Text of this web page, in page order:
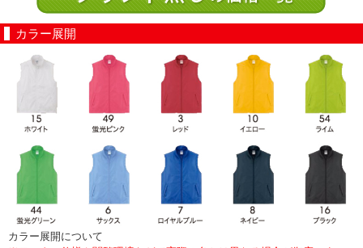
カラー展開
カラー展開について